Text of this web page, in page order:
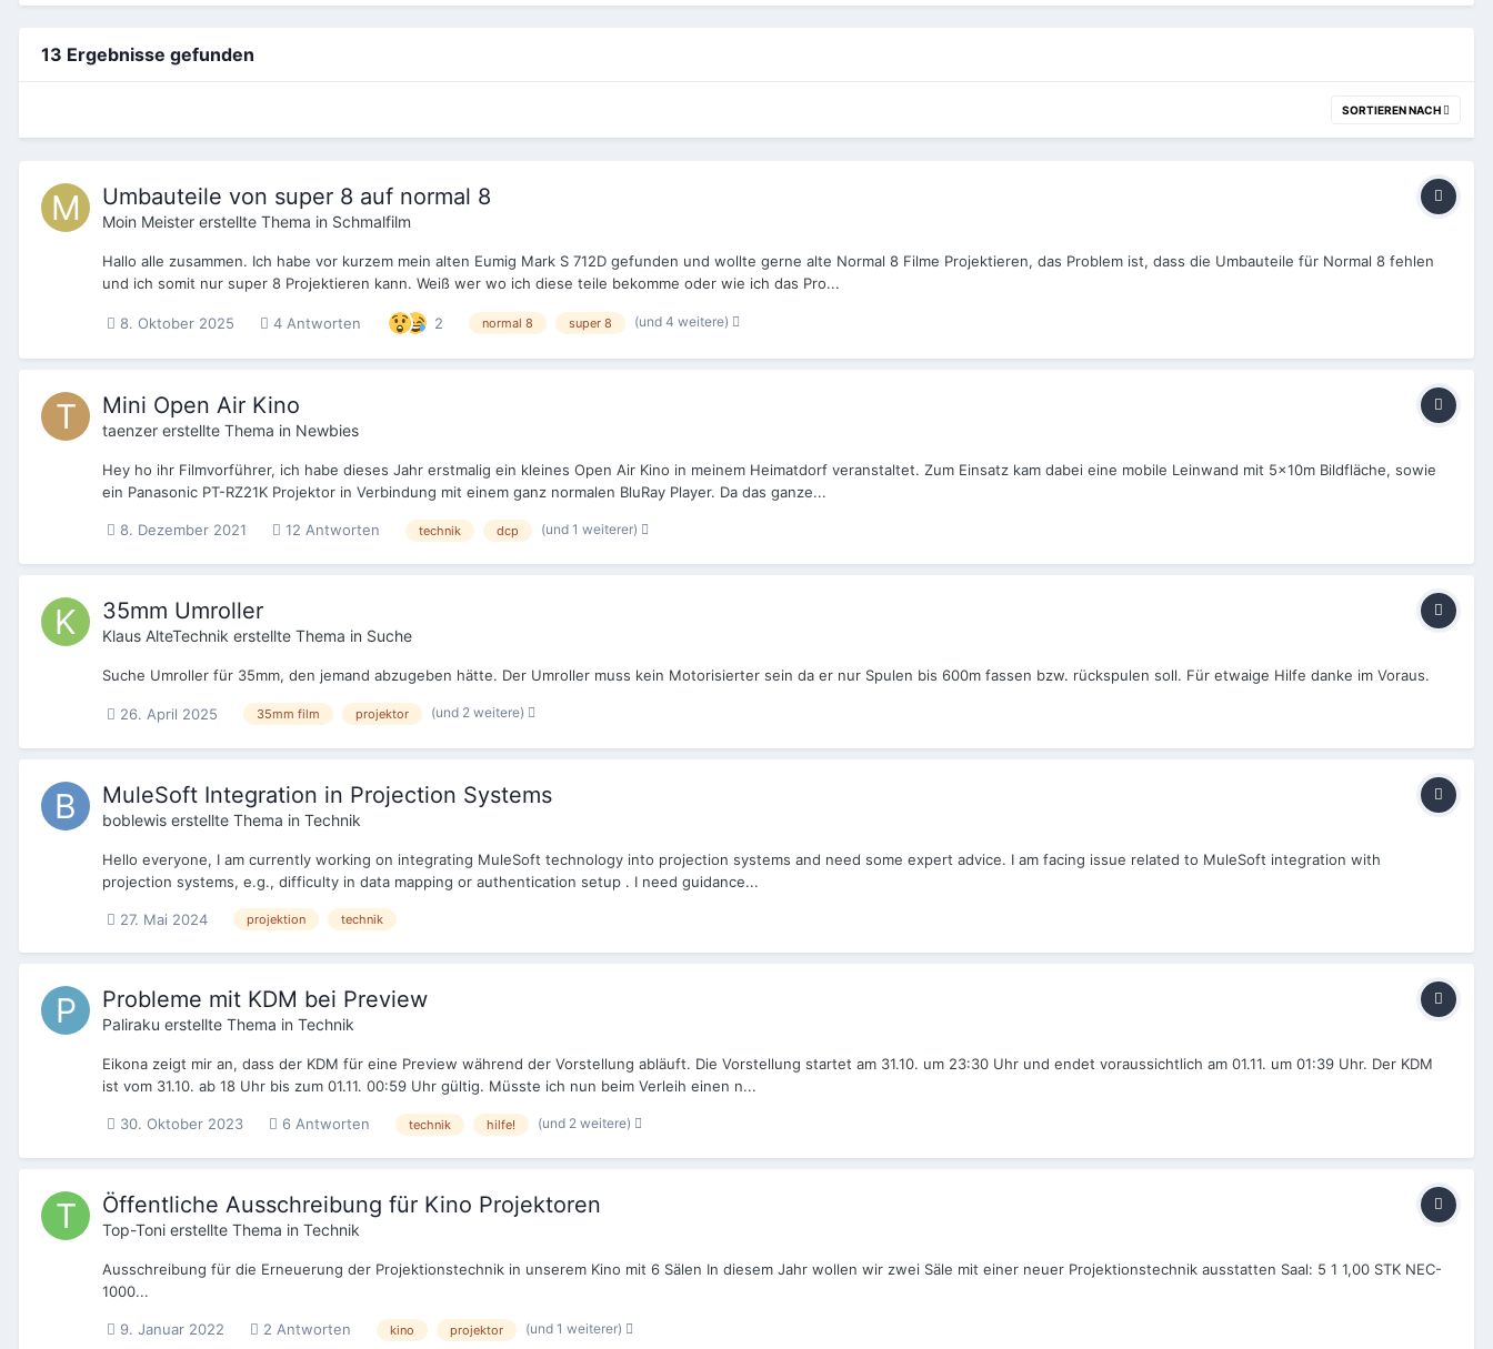
13 Ergebnisse gefunden
SORTIEREN NACH
Umbauteile von super 8 auf normal 8
Moin Meister erstellte Thema in Schmalfilm
Hallo alle zusammen. Ich habe vor kurzem mein alten Eumig Mark S 712D gefunden und wollte gerne alte Normal 8 Filme Projektieren, das Problem ist, dass die Umbauteile für Normal 8 fehlen
und ich somit nur super 8 Projektieren kann. Weiß wer wo ich diese teile bekomme oder wie ich das Pro...
8. Oktober 2025 4 Antworten 2 normal 8 super 8 (und 4 weitere)
Mini Open Air Kino
taenzer erstellte Thema in Newbies
Hey ho ihr Filmvorführer, ich habe dieses Jahr erstmalig ein kleines Open Air Kino in meinem Heimatdorf veranstaltet. Zum Einsatz kam dabei eine mobile Leinwand mit 5x10m Bildfläche, sowie
ein Panasonic PT-RZ21K Projektor in Verbindung mit einem ganz normalen BluRay Player. Da das ganze...
8. Dezember 2021 12 Antworten technik dcp (und 1 weiterer)
35mm Umroller
Klaus AlteTechnik erstellte Thema in Suche
Suche Umroller für 35mm, den jemand abzugeben hätte. Der Umroller muss kein Motorisierter sein da er nur Spulen bis 600m fassen bzw. rückspulen soll. Für etwaige Hilfe danke im Voraus.
26. April 2025 35mm film projektor (und 2 weitere)
MuleSoft Integration in Projection Systems
boblewis erstellte Thema in Technik
Hello everyone, I am currently working on integrating MuleSoft technology into projection systems and need some expert advice. I am facing issue related to MuleSoft integration with
projection systems, e.g., difficulty in data mapping or authentication setup . I need guidance...
27. Mai 2024 projektion technik
Probleme mit KDM bei Preview
Paliraku erstellte Thema in Technik
Eikona zeigt mir an, dass der KDM für eine Preview während der Vorstellung abläuft. Die Vorstellung startet am 31.10. um 23:30 Uhr und endet voraussichtlich am 01.11. um 01:39 Uhr. Der KDM
ist vom 31.10. ab 18 Uhr bis zum 01.11. 00:59 Uhr gültig. Müsste ich nun beim Verleih einen n...
30. Oktober 2023 6 Antworten technik hilfe! (und 2 weitere)
Öffentliche Ausschreibung für Kino Projektoren
Top-Toni erstellte Thema in Technik
Ausschreibung für die Erneuerung der Projektionstechnik in unserem Kino mit 6 Sälen In diesem Jahr wollen wir zwei Säle mit einer neuer Projektionstechnik ausstatten Saal: 5 1 1,00 STK NEC-
1000...
9. Januar 2022 2 Antworten kino projektor (und 1 weiterer)